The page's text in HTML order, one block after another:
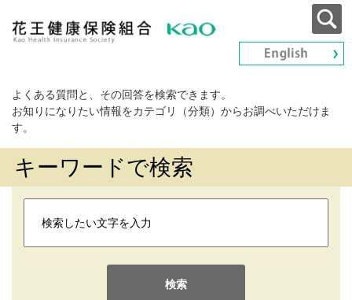
よくある質問と、その回答を検索できます。
お知りになりたい情報をカテゴリ（分類）からお調べいただけま
す。
キーワードで検索
検索